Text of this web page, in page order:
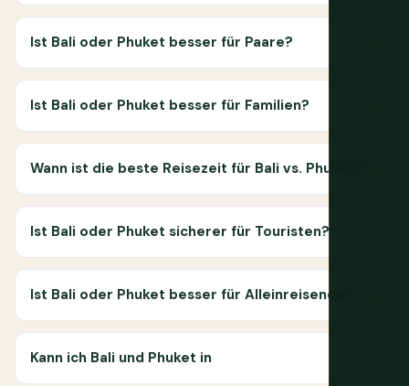
Ist Bali oder Phuket besser für Paare?
Ist Bali oder Phuket besser für Familien?
Wann ist die beste Reisezeit für Bali vs. Phuket?
Ist Bali oder Phuket sicherer für Touristen?
Ist Bali oder Phuket besser für Alleinreisende?
Kann ich Bali und Phuket in